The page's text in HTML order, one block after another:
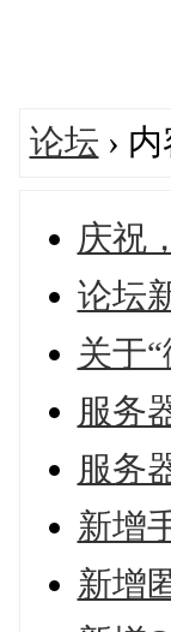
论坛 ›
庆祝
论坛
关于
服务
服务
新增
新增